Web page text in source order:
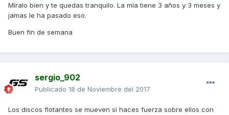
Míralo bien y te quedas tranquilo. La mía tiene 3 años y 3 meses y
jamas le ha pasado eso.
Buen fin de semana
sergio_902
Publicado 18 de Noviembre del 2017
Los discos flotantes se mueven si haces fuerza sobre ellos con